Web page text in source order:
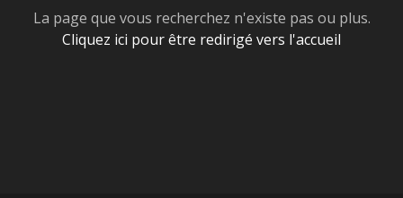
La page que vous recherchez n'existe pas ou plus.
Cliquez ici pour être redirigé vers l'accueil